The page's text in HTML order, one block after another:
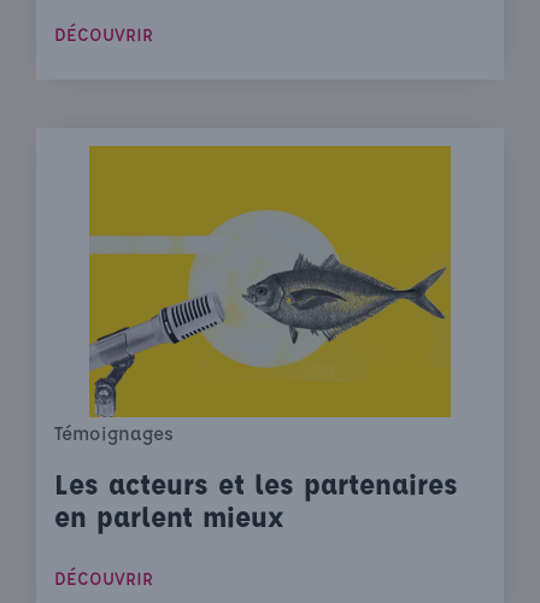
DÉCOUVRIR
Témoignages
Les acteurs et les partenaires
en parlent mieux
DÉCOUVRIR